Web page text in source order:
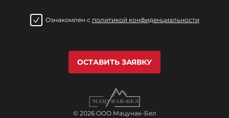
Ознакомлен с политикой конфиденциальности
ОСТАВИТЬ ЗАЯВКУ
© 2026 ООО Мацунак-Бел